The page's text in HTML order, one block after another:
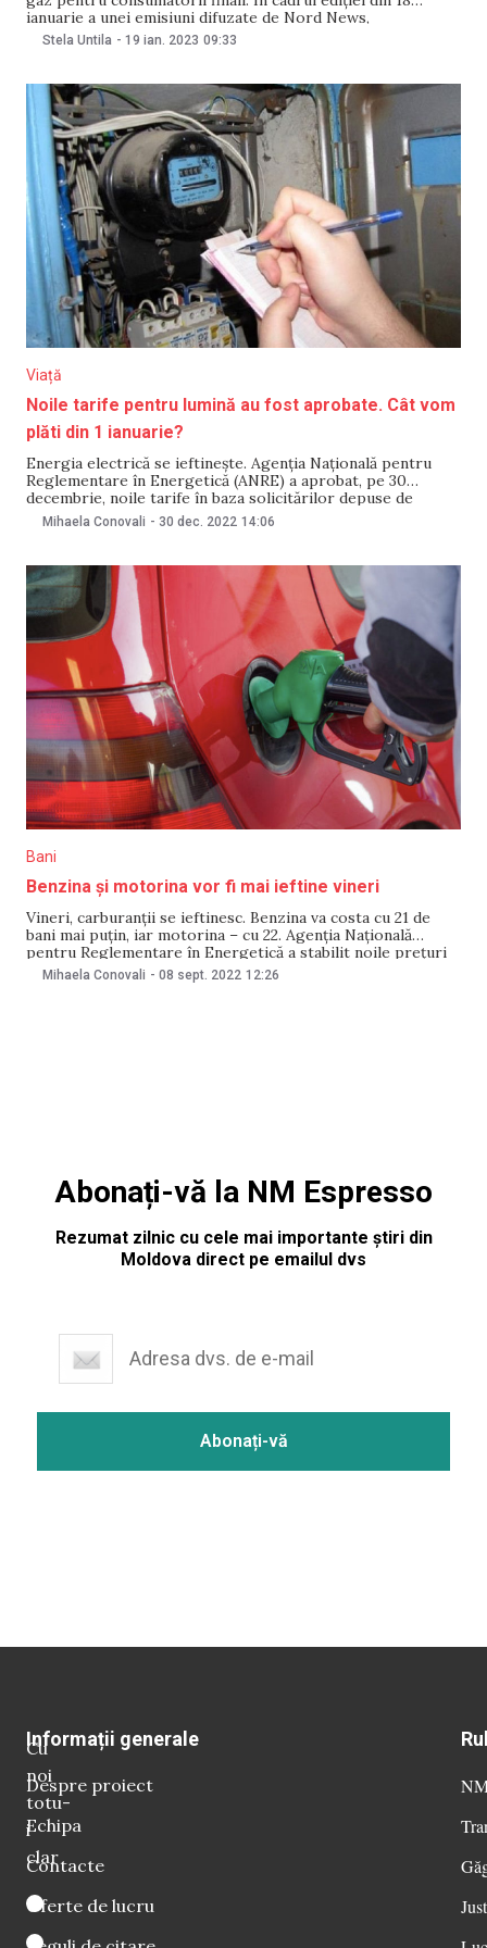
ianuarie a unei emisiuni difuzate de Nord News,
vicepremierul Andrei Spînu, ministru al Infrastructurii și
Stela Untila - 19 ian. 2023 09:33
Viață
Noile tarife pentru lumină au fost aprobate. Cât vom
plăti din 1 ianuarie?
Energia electrică se ieftinește. Agenția Națională pentru
Reglementare în Energetică (ANRE) a aprobat, pe 30
decembrie, noile tarife în baza solicitărilor depuse de
Premier Energy și FEE Nord. Astfel, Premier Energy a
solicitat micșorarea tarifului cu 0,82 lei/kWh, acesta să fie
Mihaela Conovali - 30 dec. 2022 14:06
Bani
Benzina și motorina vor fi mai ieftine vineri
Vineri, carburanții se ieftinesc. Benzina va costa cu 21 de
bani mai puțin, iar motorina – cu 22. Agenția Națională
pentru Reglementare în Energetică a stabilit noile prețuri
pentru ziua de 9 septembrie. Șoferii vor scoate din
buzunar, pentru un litru de benzină, 24 de lei și 49 de bani,
Mihaela Conovali - 08 sept. 2022 12:26
Abonați-vă la NM Espresso
Rezumat zilnic cu cele mai importante știri din
Moldova direct pe emailul dvs
Cu
noi
totu-
i
clar
Informații generale
Despre proiect
Echipa
Contacte
Oferte de lucru